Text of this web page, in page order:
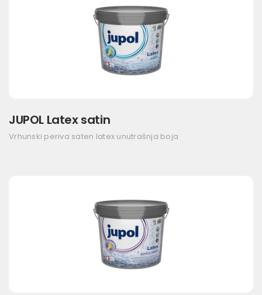
JUPOL Latex satin
Vrhunski periva saten latex unutrašnja boja